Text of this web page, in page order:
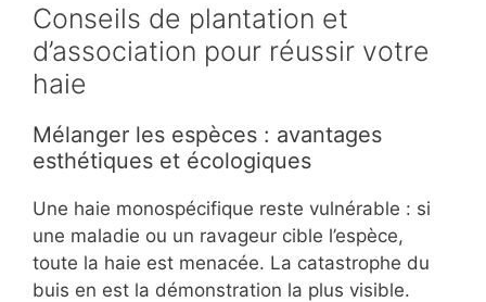
Conseils de plantation et
d’association pour réussir votre
haie
Mélanger les espèces : avantages
esthétiques et écologiques
Une haie monospécifique reste vulnérable : si
une maladie ou un ravageur cible l’espèce,
toute la haie est menacée. La catastrophe du
buis en est la démonstration la plus visible.